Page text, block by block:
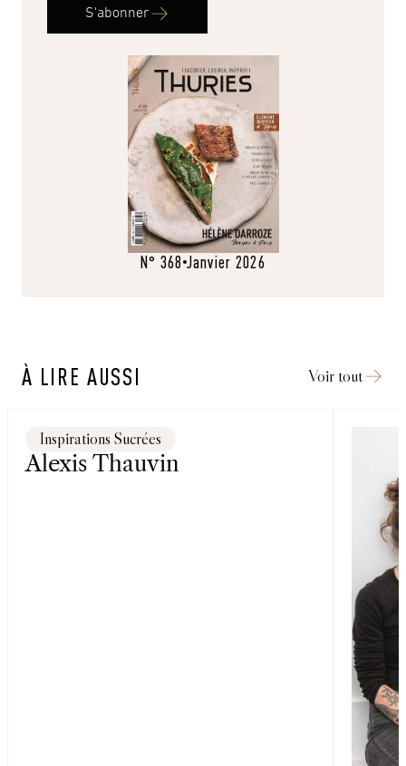
S'abonner
N° 368 Janvier 2026
À LIRE AUSSI Voir tout
Inspirations Sucrées
Alexis Thauvin